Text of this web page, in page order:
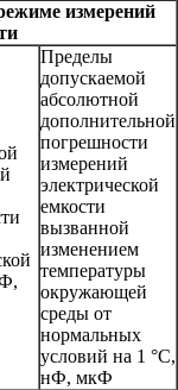
измерений
Пределы
допускаемой
абсолютной
дополнительной
погрешности
измерений
электрической
емкости
вызванной
изменением
температуры
окружающей
среды от
нормальных
условий на 1 °С,
нФ, мкФ